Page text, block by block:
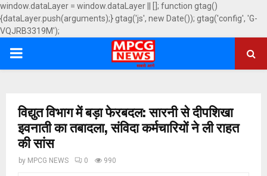
window.dataLayer = window.dataLayer || []; function gtag()
{dataLayer.push(arguments);} gtag('js', new Date()); gtag('config', 'G-
VQJRB3319M');
PRIMARY
विद्युत विभाग में बड़ा फेरबदल: सारनी से दीपशिखा
इवनाती का तबादला, संविदा कर्मचारियों ने ली राहत
की सांस
by MPCG NEWS 0 990